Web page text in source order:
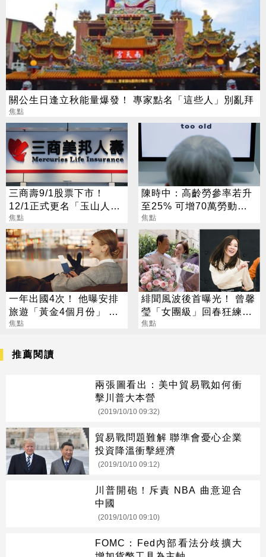
關公生日逢立秋能量爆發！ 專家點名「這些人」別亂拜
焦點
三商壽9/1股票下市！
12/1正式更名「玉山人
壽」
焦點
陳時中：高齡勞參率若升
至25% 可增70萬勞動人
口
焦點
一年出國4次！ 他曝安排
旅遊「黃金4個月份」 卡
對整年活在期待中
焦點
緋聞風波後首曝光！ 曾馨
瑩「女團級」回春狂練舞
郭董獨自公園散步
焦點
推薦閱讀
兩張圖看出：美中貿易戰如何衝
擊川普大本營
(2019/10/10 09:32)
貿易戰問題難解 聯準會憂心企業
投資降溫衝擊經濟
(2019/10/10 09:12)
川普開砲！斥責 NBA 曲意迎合
中國
(2019/10/10 09:10)
FOMC：Fed內部看法分歧擴大